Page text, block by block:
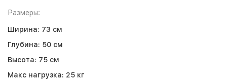
Размеры:
Ширина: 73 см
Глубина: 50 см
Высота: 75 см
Макс нагрузка: 25 кг